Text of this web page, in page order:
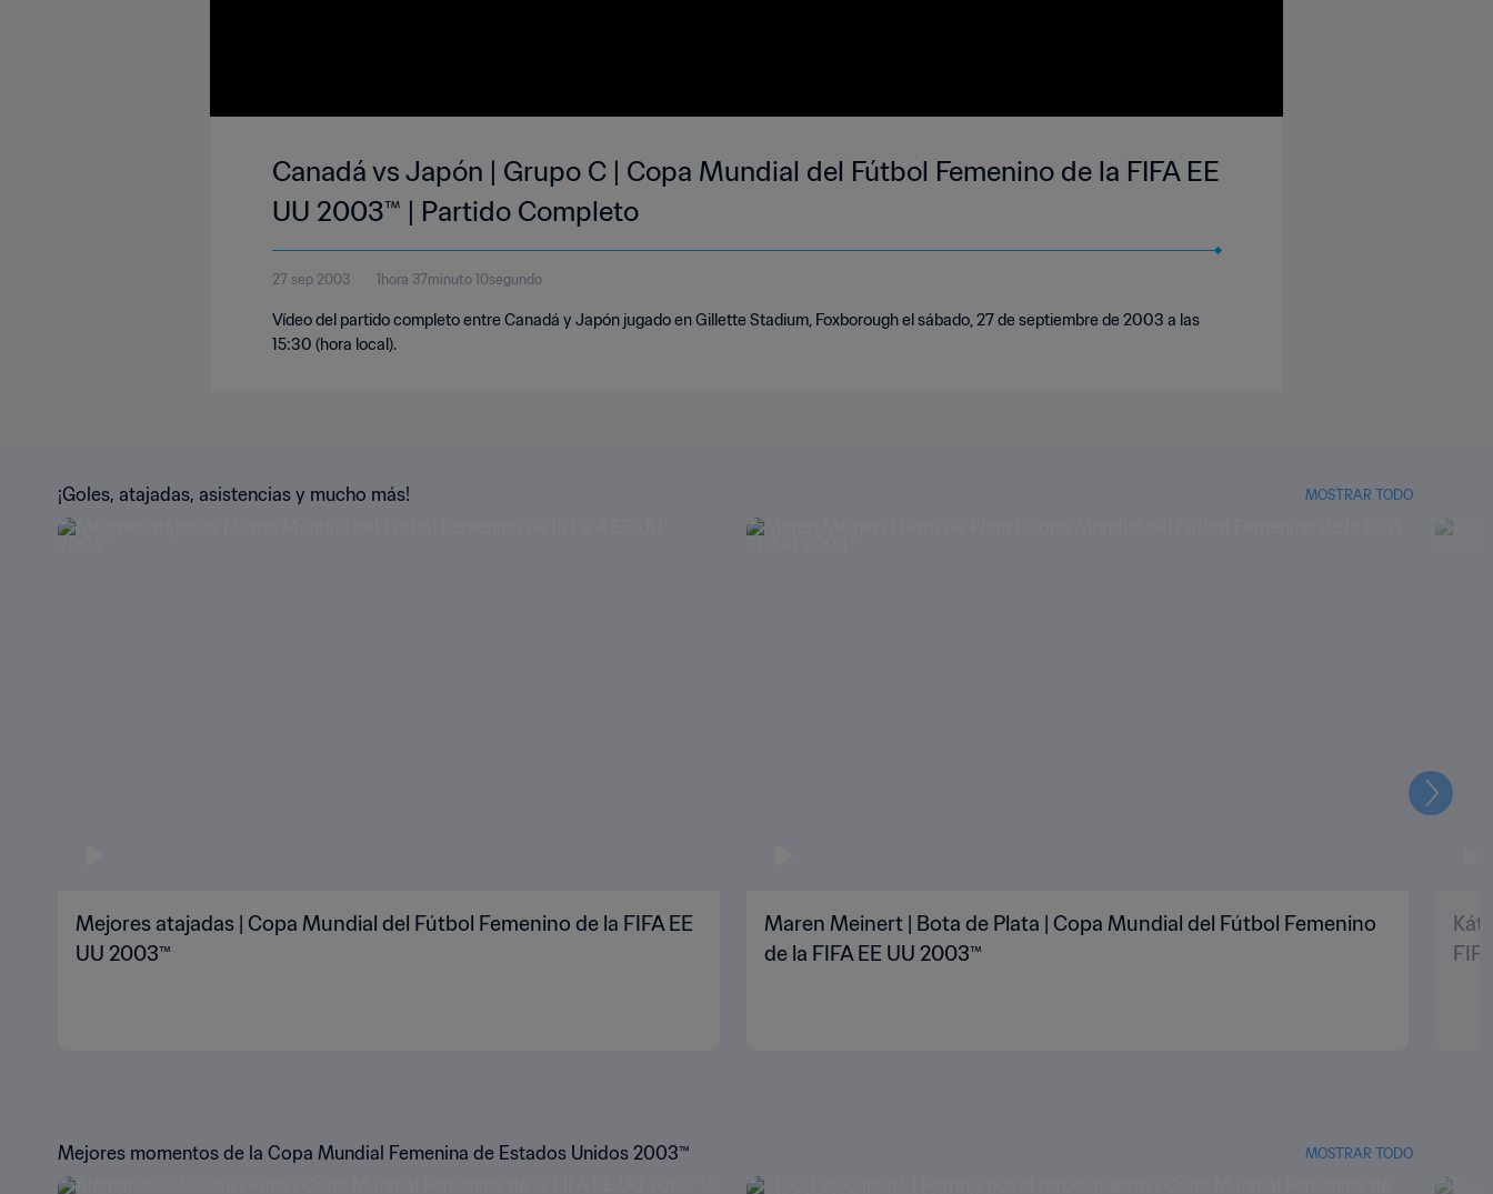
Canadá vs Japón | Grupo C | Copa Mundial del Fútbol Femenino de la FIFA EE
UU 2003™ | Partido Completo
27 sep 2003 1hora 37minuto 10segundo
Vídeo del partido completo entre Canadá y Japón jugado en Gillette Stadium, Foxborough el sábado, 27 de septiembre de 2003 a las
15:30 (hora local).
¡Goles, atajadas, asistencias y mucho más! MOSTRAR TODO
Mejores atajadas | Copa Mundial del Fútbol Femenino de la FIFA EE
UU 2003™
Maren Meinert | Bota de Plata | Copa Mundial del Fútbol Femenino
de la FIFA EE UU 2003™
Mejores momentos de la Copa Mundial Femenina de Estados Unidos 2003™ MOSTRAR TODO